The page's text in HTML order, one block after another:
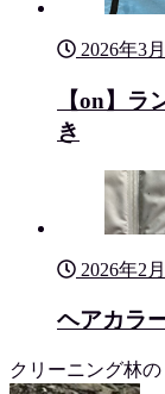
2026年3
【on】
き
2026年2
ヘアカラ
クリーニング林の